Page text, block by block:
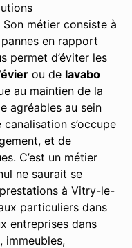
Son métier consiste à
en rapport
permet d’éviter les
ou de lavabo
au maintien de la
agréables au sein
s’occupe
et de
C’est un métier
ne saurait se
à Vitry-le-
particuliers dans
entreprises dans
immeubles,